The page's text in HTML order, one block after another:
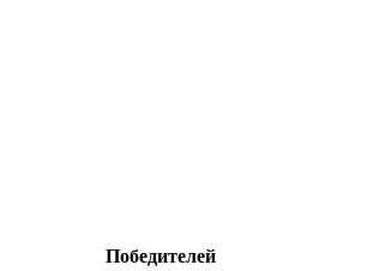
Победителей